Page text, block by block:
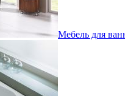
Мебель для